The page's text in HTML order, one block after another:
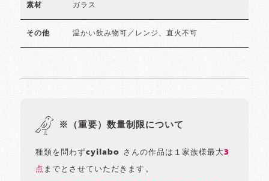
素材 ガラス
その他 温かい飲み物可／レンジ、直火不可
※（重要）数量制限について
種類を問わずcyilabo さんの作品は１家族様最大3
点 までとさせていただきます。